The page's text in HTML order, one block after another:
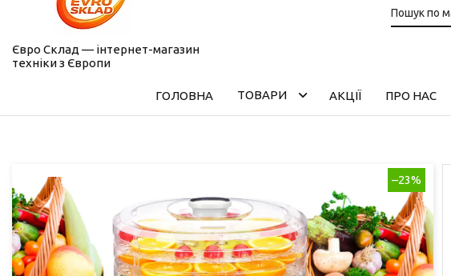
Євро Склад — інтернет-магазин
техніки з Європи
ГОЛОВНА ТОВАРИ АКЦІЇ ПРО НАС
–23%